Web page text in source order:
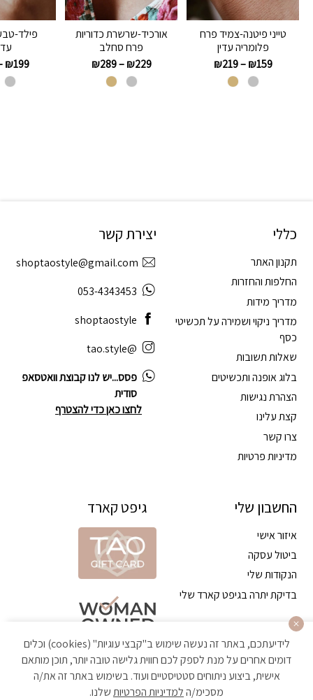
טייני פיטנה-צמיד פרח
פלומריה עדין
₪159
–
₪219
אורכיד-שרשרת כדוריות
פרח סחלב
₪229
–
₪289
פילד-
₪199
כללי
תקנון האתר
החלפות והחזרות
מדריך מידות
מדריך ניקוי ושמירה על תכשיטי
כסף
שאלות תשובות
בלוג אופנה ותכשיטים
הצהרת נגישות
קצת עלינו
צרו קשר
מדיניות פרטיות
החשבון שלי
איזור אישי
ביטול עסקה
הנקודות שלי
בדיקת יתרה בגיפט קארד שלי
יצירת קשר
shoptaostyle@gmail.com
053-4343453
shoptaostyle
@tao.style
פסס...יש לנו קבוצת וואטסאפ
סודית
לחצו כאן כדי להצטרף
גיפט קארד
לידיעתכם, באתר זה נעשה שימוש ב"קבצי עוגיות" (cookies) וכלים
דומים אחרים על מנת לספק לכם חווית גלישה טובה יותר, תוכן מותאם
אישית, ביצוע ניתוחים סטטיסטיים ועוד. בשימוש באתר זה את/ה
מסכימ/הלמדיניות הפרטיותשלנו.